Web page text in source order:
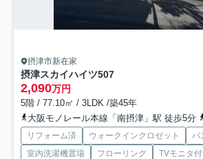
摂津市新在家
摂津スカイハイツ507
2,090万円
5階 / 77.10㎡ / 3LDK /築45年
大阪モノレール本線「南摂津」駅 徒歩5分
リフォーム済 ウォークインクロゼット
バ
室内洗濯機置場
フローリング TVモニタ